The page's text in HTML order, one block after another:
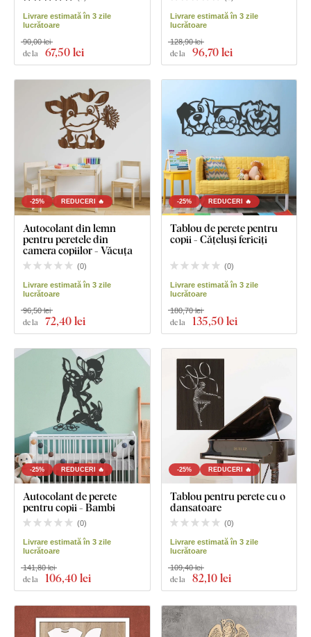
Livrare estimată în 3 zile
lucrătoare
de la 67,50 lei
90,00 lei
Livrare estimată în 3 zile
lucrătoare
de la 96,70 lei
128,90 lei
-25% REDUCERI 🔥
Autocolant din lemn
pentru peretele din
camera copiilor - Văcuța
(0)
Livrare estimată în 3 zile
lucrătoare
de la 72,40 lei
96,50 lei
-25% REDUCERI 🔥
Tablou de perete pentru
copii - Cățeluși fericiți
(0)
Livrare estimată în 3 zile
lucrătoare
de la 135,50 lei
180,70 lei
-25% REDUCERI 🔥
Autocolant de perete
pentru copii - Bambi
(0)
Livrare estimată în 3 zile
lucrătoare
de la 106,40 lei
141,80 lei
-25% REDUCERI 🔥
Tablou pentru perete cu o
dansatoare
(0)
Livrare estimată în 3 zile
lucrătoare
de la 82,10 lei
109,40 lei